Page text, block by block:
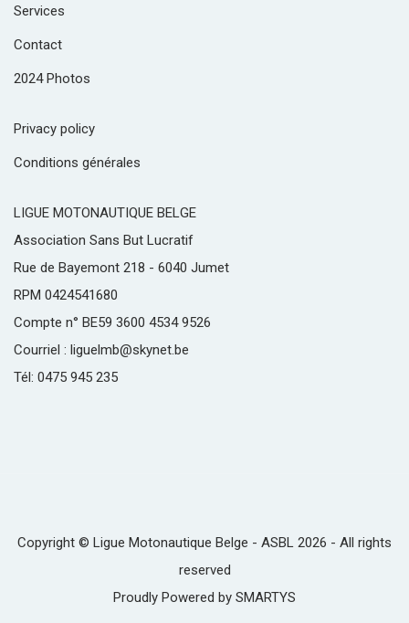
Services
Contact
2024 Photos
Privacy policy
Conditions générales
LIGUE MOTONAUTIQUE BELGE
Association Sans But Lucratif
Rue de Bayemont 218 - 6040 Jumet
RPM 0424541680
Compte n° BE59 3600 4534 9526
Courriel : liguelmb@skynet.be
Tél: 0475 945 235
Copyright © Ligue Motonautique Belge - ASBL 2026 - All rights
reserved
Proudly Powered by SMARTYS